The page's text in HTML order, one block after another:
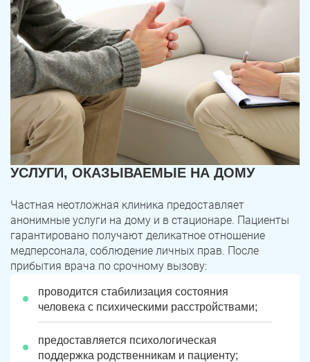
УСЛУГИ, ОКАЗЫВАЕМЫЕ НА ДОМУ
Частная неотложная клиника предоставляет
анонимные услуги на дому и в стационаре. Пациенты
гарантировано получают деликатное отношение
медперсонала, соблюдение личных прав. После
прибытия врача по срочному вызову:
проводится стабилизация состояния
человека с психическими расстройствами;
предоставляется психологическая
поддержка родственникам и пациенту;